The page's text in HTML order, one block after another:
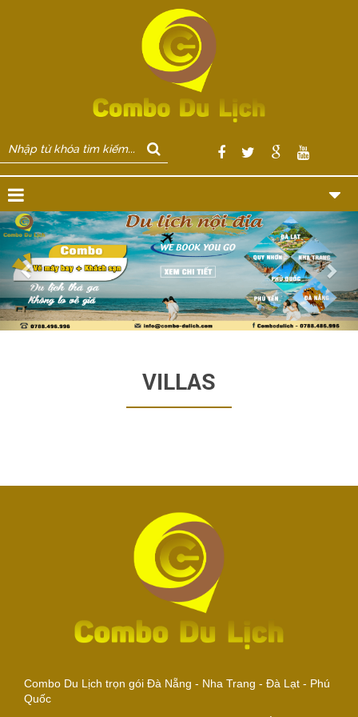
Previous
VILLAS
Combo Du Lịch trọn gói Đà Nẵng - Nha Trang - Đà Lạt - Phú
Quốc